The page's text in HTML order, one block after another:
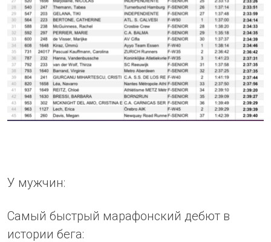
У мужчин:
Самый быстрый марафонский дебют в
истории бега: